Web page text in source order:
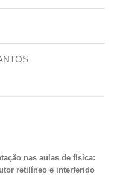
nas aulas de física:
retilíneo e interferido